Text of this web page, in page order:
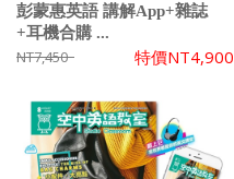
彭蒙惠英語 講解App+雜誌
+耳機合購 ...
NT7,450 特價NT4,900